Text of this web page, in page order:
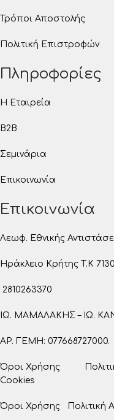
Τρόποι Αποστολής
Πολιτική Επιστροφών
Πληροφορίες
Η Εταιρεία
B2B
Σεμινάρια
Επικοινωνία
Επικοινωνία
Λεωφ. Εθνικής
Ηράκλειο Κρήτης T.K
2810263370
ΙΩ. ΜΑΜΑΛΑΚΗΣ – ΙΩ.
ΑΡ. ΓΕΜΗ: 077668727000.
Όροι Χρήσης
Cookies
Όροι Χρήσης Πολιτική